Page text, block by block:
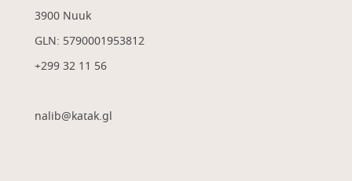
3900 Nuuk
GLN: 5790001953812
+299 32 11 56
nalib@katak.gl​